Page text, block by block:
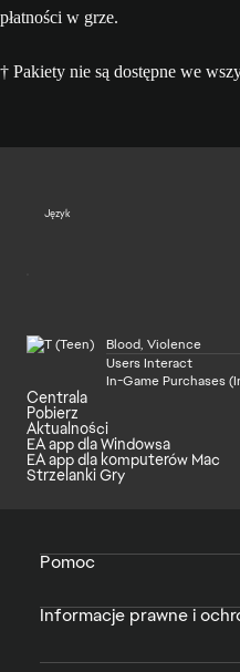
płatności w grze.
† Pakiety nie są dostępne we
Język
Blood, Violence
Users Interact
In-Game Purchases
Centrala
Pobierz
Aktualności
EA app dla Windowsa
EA app dla komputerów Mac
Strzelanki Gry
Pomoc
Informacje prawne i